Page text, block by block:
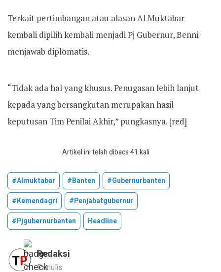
Terkait pertimbangan atau alasan Al Muktabar
kembali dipilih kembali menjadi Pj Gubernur, Benni
menjawab diplomatis.
“Tidak ada hal yang khusus. Penugasan lebih lanjut
kepada yang bersangkutan merupakan hasil
keputusan Tim Penilai Akhir,” pungkasnya. [red]
Artikel ini telah dibaca 41 kali
#almuktabar #banten
#gubernurbanten
#kemendagri
#penjabatgubernur
#pjgubernurbanten
Headline
Redaksi
Penulis